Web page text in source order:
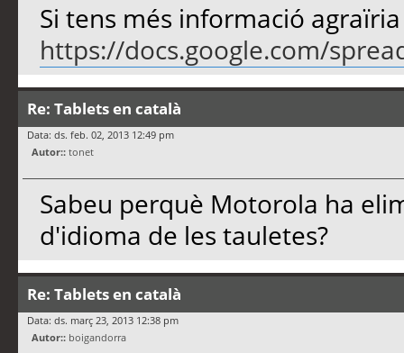
Si tens més informació
https://docs.google.com/
Re: Tablets en català
Data: ds. feb. 02, 2013 12:49 pm
Autor:: tonet
Sabeu perquè Motorola ha
d'idioma de les tauletes?
Re: Tablets en català
Data: ds. març 23, 2013 12:38 pm
Autor:: boigandorra